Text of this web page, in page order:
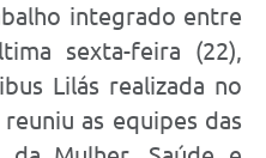
integrado entre
sexta-feira (22),
Lilás realizada no
as equipes das